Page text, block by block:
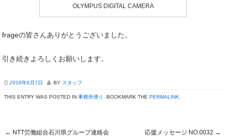
OLYMPUS DIGITAL CAMERA
frageの皆さんありがとうございました。
引き続きよろしくお願いします。
2016年6月7日 BY スタッフ
THIS ENTRY WAS POSTED IN 事務所便り . BOOKMARK THE PERMALINK.
← NTT労働組合石川県グループ連絡会
応援メッセージ NO.0032 →